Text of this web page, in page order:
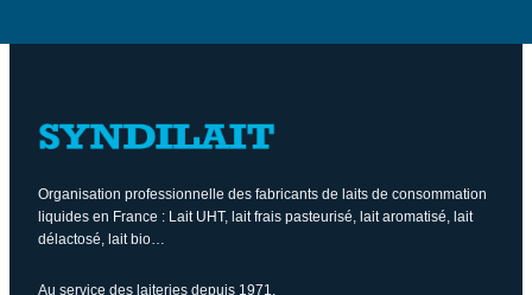
Organisation professionnelle des fabricants de laits de consommation
liquides en France : Lait UHT, lait frais pasteurisé, lait aromatisé, lait
délactosé, lait bio…
Au service des laiteries depuis 1971.